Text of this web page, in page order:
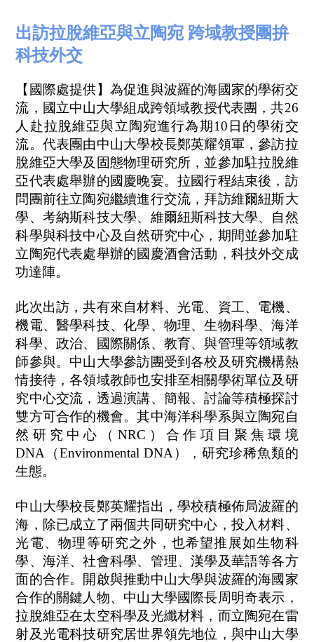
出訪拉脫維亞與立陶宛 跨域教授團拚
科技外交
【國際處提供】為促進與波羅的海國家的學術交
流，國立中山大學組成跨領域教授代表團，共26
人赴拉脫維亞與立陶宛進行為期10日的學術交
流。代表團由中山大學校長鄭英耀領軍，參訪拉
脫維亞大學及固態物理研究所，並參加駐拉脫維
亞代表處舉辦的國慶晚宴。拉國行程結束後，訪
問團前往立陶宛繼續進行交流，拜訪維爾紐斯大
學、考納斯科技大學、維爾紐斯科技大學、自然
科學與科技中心及自然研究中心，期間並參加駐
立陶宛代表處舉辦的國慶酒會活動，科技外交成
功達陣。
此次出訪，共有來自材料、光電、資工、電機、
機電、醫學科技、化學、物理、生物科學、海洋
科學、政治、國際關係、教育、與管理等領域教
師參與。中山大學參訪團受到各校及研究機構熱
情接待，各領域教師也安排至相關學術單位及研
究中心交流，透過演講、簡報、討論等積極探討
雙方可合作的機會。其中海洋科學系與立陶宛自
然研究中心（NRC）合作項目聚焦環境
DNA（Environmental DNA），研究珍稀魚類的
生態。
中山大學校長鄭英耀指出，學校積極佈局波羅的
海，除已成立了兩個共同研究中心，投入材料、
光電、物理等研究之外，也希望推展如生物科
學、海洋、社會科學、管理、漢學及華語等各方
面的合作。開啟與推動中山大學與波羅的海國家
合作的關鍵人物、中山大學國際長周明奇表示，
拉脫維亞在太空科學及光纖材料，而立陶宛在雷
射及光電科技研究居世界領先地位，與中山大學